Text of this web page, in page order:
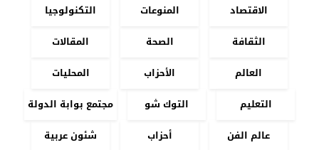
الاقتصاد
المنوعات
التكنولوجيا
الثقافة
الصحة
المقالات
العالم
الأحزاب
المحليات
التعليم
التوك شو
مجتمع بوابة الدولة
عالم الفن
أحزاب شئون عربية